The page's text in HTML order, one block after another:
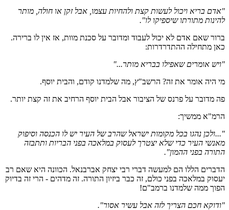
"אדם בריא ויכול לעשות קצת ולהחיות עצמו, אבל זקן או חולה, מותר
להינות מתורתו שיספיקו לו".
ברור שאם אדם לא יכול לעבוד ומדובר על סכנת מוות, אז אין לו ברירה.
כאן מתחילה ההתדרדרות:
"ויש אומרים שאפילו בבריא מותר..."
מי היה אומר את זה? הרשב"ץ, מה שלמדנו קודם, והבית יוסף.
פה מדובר על פרנס של הציבור אבל הבית יוסף הרחיב את זה קצת יותר.
הרמ"א ממשיך:
"...ולכן נהגו בכל מקומות ישראל שהרב של העיר יש לו הכנסה וסיפוק
מאנשי העיר כדי שלא יצטרך לעסוק במלאכה בפני הבריות ותתבזה
התורה בפני ההמון".
הדברים הללו הם למעשה דברי רבי יצחק אברבנאל. הכוונה היא שאם רב
יעסוק במלאכה בפני כולם, זה כבר ביזיון התורה. זה מדהים - הרי זה בדיוק
הפוך ממה שלמדנו ברמב"ם!
"ודוקא חכם הצריך לזה אבל עשיר אסור".